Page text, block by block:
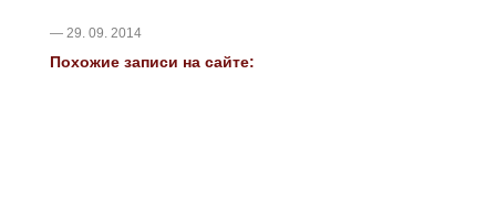
— 29. 09. 2014
Похожие записи на сайте: